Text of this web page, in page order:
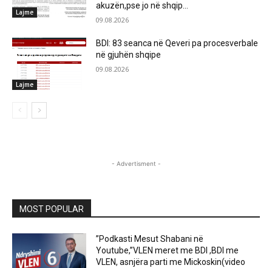
Lajme
akuzën,pse jo në shqip...
09.08.2026
Lajme
BDI: 83 seanca në Qeveri pa procesverbale
në gjuhën shqipe
09.08.2026
- Advertisment -
MOST POPULAR
”Podkasti Mesut Shabani në
Youtube,”VLEN meret me BDI ,BDI me
VLEN, asnjëra parti me Mickoskin(video